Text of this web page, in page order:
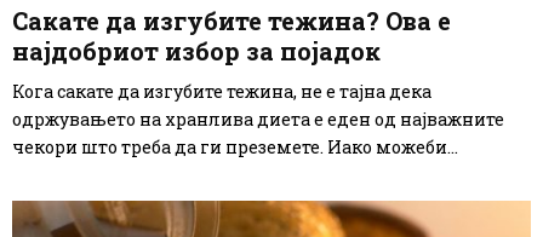
Сакате да изгубите тежина? Ова е
најдобриот избор за појадок
Кога сакате да изгубите тежина, не е тајна дека
одржувањето на хранлива диета е еден од најважните
чекори што треба да ги преземете. Иако можеби...